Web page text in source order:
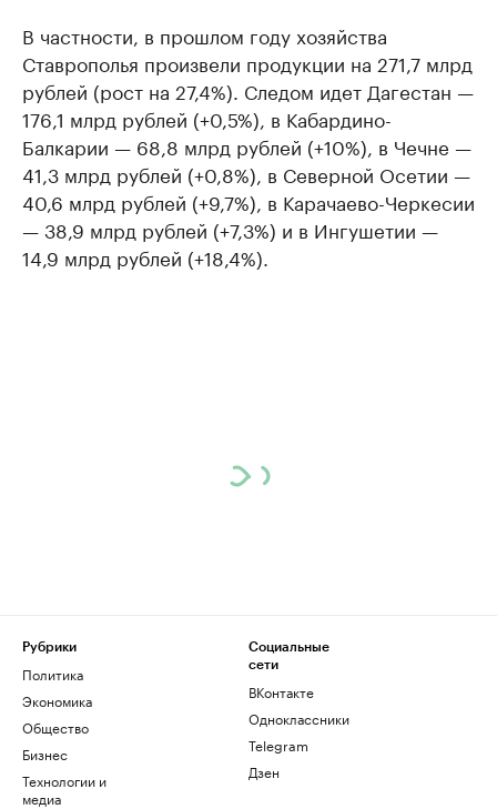
В частности, в прошлом году хозяйства
Ставрополья произвели продукции на 271,7 млрд
рублей (рост на 27,4%). Следом идет Дагестан —
176,1 млрд рублей (+0,5%), в Кабардино-
Балкарии — 68,8 млрд рублей (+10%), в Чечне —
41,3 млрд рублей (+0,8%), в Северной Осетии —
40,6 млрд рублей (+9,7%), в Карачаево-Черкесии
— 38,9 млрд рублей (+7,3%) и в Ингушетии —
14,9 млрд рублей (+18,4%).
Рубрики
Политика
Экономика
Общество
Бизнес
Технологии и
медиа
Социальные
сети
ВКонтакте
Одноклассники
Telegram
Дзен